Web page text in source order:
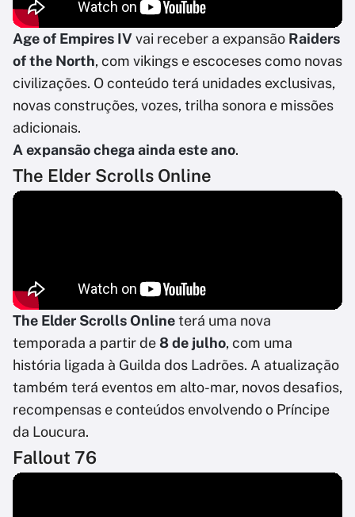
Age of Empires IVvai receber a expansão Raiders
of the North, com vikings e escoceses como novas
civilizações. O conteúdo terá unidades exclusivas,
novas construções, vozes, trilha sonora e missões
adicionais.
A expansão chega ainda este ano.
The Elder Scrolls Online
The Elder Scrolls Onlineterá uma nova
temporada a partir de8 de julho, com uma
história ligada à Guilda dos Ladrões. A atualização
também terá eventos em alto-mar, novos desafios,
recompensas e conteúdos envolvendo o Príncipe
da Loucura.
Fallout 76